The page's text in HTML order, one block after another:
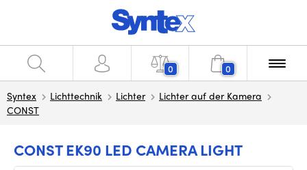
0 0
Syntex Lichttechnik Lichter
Lichter auf der Kamera
CONST
CONST EK90 LED CAMERA LIGHT